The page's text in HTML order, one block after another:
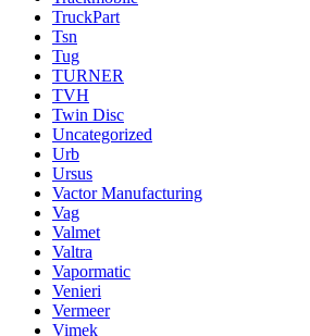
TruckPart
Tsn
Tug
TURNER
TVH
Twin Disc
Uncategorized
Urb
Ursus
Vactor Manufacturing
Vag
Valmet
Valtra
Vapormatic
Venieri
Vermeer
Vimek